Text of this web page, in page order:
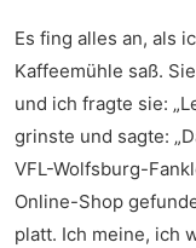
Es fing alles an, als
Kaffeemühle saß.
und ich fragte sie:
grinste und sagte:
VFL-Wolfsburg-
Online-Shop
platt. Ich meine, ich